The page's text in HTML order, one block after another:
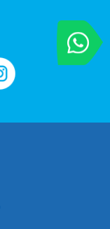
VOCÊ
Entre em